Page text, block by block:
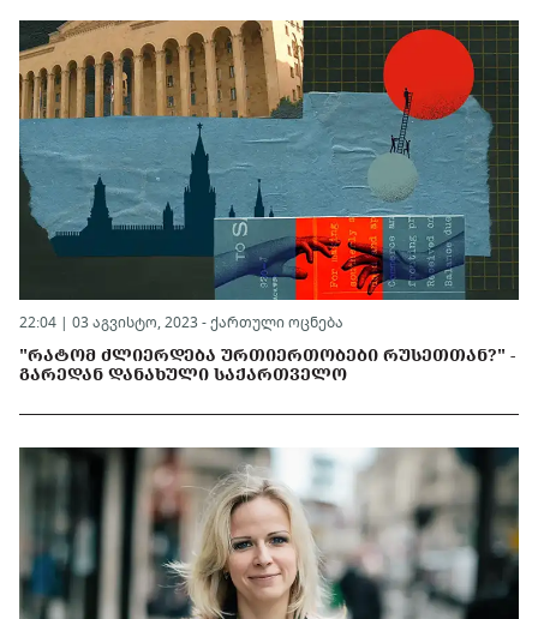
22:04 | 03 აგვისტო, 2023 - ქართული ოცნება
"ᲠᲐᲢᲝᲛ ᲫᲚᲘᲔᲠᲓᲔᲑᲐ ᲣᲠᲗᲘᲔᲠᲗᲝᲑᲔᲑᲘ ᲠᲣᲡᲔᲗᲗᲐᲜ?" -
ᲒᲐᲠᲔᲓᲐᲜ ᲓᲐᲜᲐᲮᲣᲚᲘ ᲡᲐᲥᲐᲠᲗᲕᲔᲚᲝ